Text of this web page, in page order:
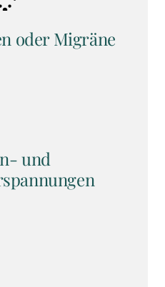
oder Migräne
und